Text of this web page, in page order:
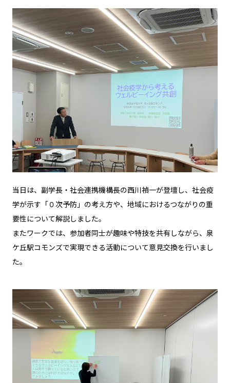
当日は、副学長・社会連携機構長の西川禎一が登壇し、社会疫
学が示す「０次予防」の考え方や、地域におけるつながりの重
要性について解説しました。
またワークでは、参加者同士が趣味や特技を共有しながら、泉
ケ丘駅コモンズで実現できる活動について意見交換を行いまし
た。